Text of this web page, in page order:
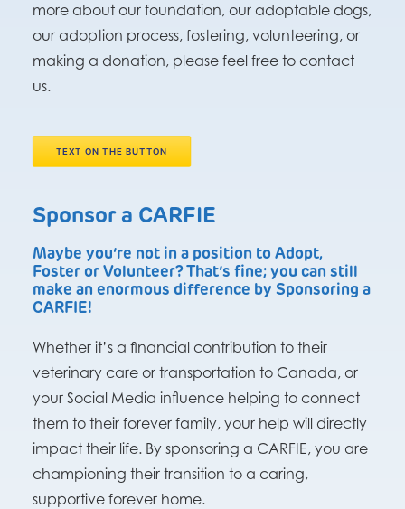
more about our foundation, our adoptable dogs,
our adoption process, fostering, volunteering, or
making a donation, please feel free to contact
us.
TEXT ON THE BUTTON
Sponsor a CARFIE
Maybe you’re not in a position to Adopt,
Foster or Volunteer? That’s fine; you can still
make an enormous difference by Sponsoring a
CARFIE!
Whether it’s a financial contribution to their
veterinary care or transportation to Canada, or
your Social Media influence helping to connect
them to their forever family, your help will directly
impact their life. By sponsoring a CARFIE, you are
championing their transition to a caring,
supportive forever home.